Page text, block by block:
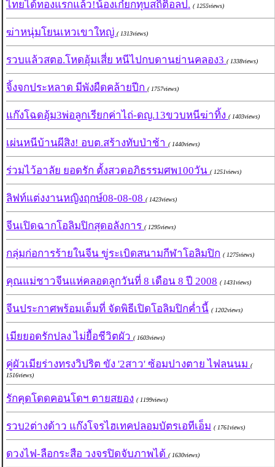
ไทยได้ทองแรกแล้ว!น้องเก๋ยกทุบสถิติอลป. ( 1255views)
ฆ่าหนุ่มโยนเหวเขาใหญ่ ( 1313views)
รวบแล้วสตอ.โหดอุ้มเสี่ย หนีไปกบดานย่านคลอง3 ( 1338views)
จิ้งจกประหลาด มีพังผืดคล้ายปีก ( 1757views)
แก๊งโฉดอุ้ม3พ่อลูกเรียกค่าไถ่-ดญ.13ขวบหนีฆ่าทิ้ง ( 1403views)
เผ่นหนีบ้านผีสิง! อบต.สร้างทับป่าช้า ( 1440views)
ร่วมไว้อาลัย ยอดรัก ตั้งสวดอภิธรรมศพ100วัน ( 1251views)
ลิฟท์แต่งงานหญิงฤกษ์08-08-08 ( 1423views)
จีนเปิดฉากโอลิมปิกสุดอลังการ ( 1295views)
กลุ่มก่อการร้ายในจีน ขู่ระเบิดสนามกีฬาโอลิมปิก ( 1275views)
คุณแม่ชาวจีนแห่คลอดลูกวันที่ 8 เดือน 8 ปี 2008 ( 1431views)
จีนประกาศพร้อมเต็มที่ จัดพิธีเปิดโอลิมปิกค่ำนี้ ( 1202views)
เมียยอดรักปลง ไม่ยื้อชีวิตผัว ( 1603views)
คู่ผัวเมียร่างทรงวิปริต ขัง '2สาว' ซ้อมปางตาย ไฟลนนม (
1516views)
รักคุดโดดคอนโดฯ ตายสยอง ( 1199views)
รวบ2ต่างด้าว แก๊งโจรไฮเทคปลอมบัตรเอทีเอ็ม ( 1761views)
ดวงไฟ-ลือกระสือ วงจรปิดจับภาพได้ ( 1630views)